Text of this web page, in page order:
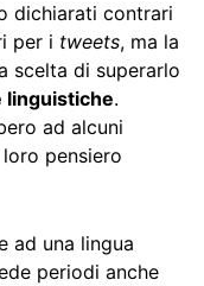
dichiarati contrari
per i tweets, ma la
scelta di superarlo
linguistiche.
ad alcuni
pensiero
ad una lingua
periodi anche